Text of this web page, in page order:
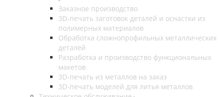
Заказное производство
3D-печать заготовок деталей и оснастки из
полимерных материалов
Обработка сложнопрофильных металлических
деталей
Разработка и производство функциональных
макетов
3D-печать из металлов на заказ
3D-печать моделей для литья металлов